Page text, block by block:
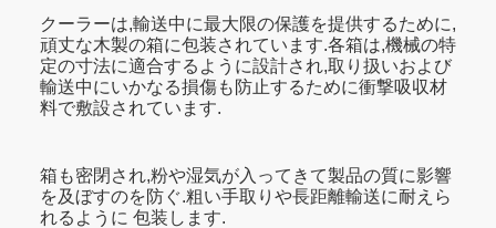
クーラーは,輸送中に最大限の保護を提供するために,
頑丈な木製の箱に包装されています.各箱は,機械の特
定の寸法に適合するように設計され,取り扱いおよび
輸送中にいかなる損傷も防止するために衝撃吸収材
料で敷設されています.
箱も密閉され,粉や湿気が入ってきて製品の質に影響
を及ぼすのを防ぐ.粗い手取りや長距離輸送に耐えら
れるように 包装します.